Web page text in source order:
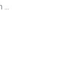
...